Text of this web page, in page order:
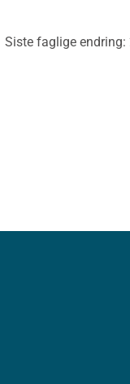
Siste faglige endring: